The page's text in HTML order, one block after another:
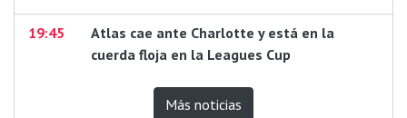
19:45
Atlas cae ante Charlotte y está en la
cuerda floja en la Leagues Cup
Más noticias